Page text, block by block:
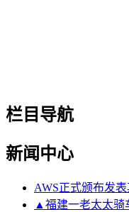
栏目导航
新闻中心
AWS正式颁布发
▲福建一老太太骑